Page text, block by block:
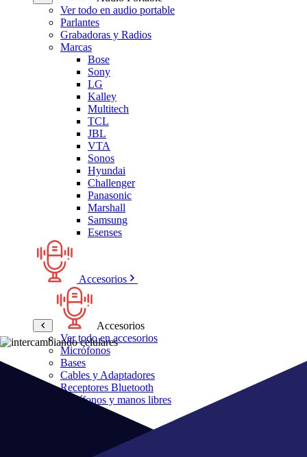
Ver todo en audio portable
Parlantes
Grabadoras y Radios
Marcas
Bose
Sony
LG
Kalley
Multitech
TCL
JBL
VTA
Sonos
Hyundai
Challenger
Panasonic
Marshall
Samsung
Esenses
Accesorios
Accesorios
Ver todo en accesorios
Micrófonos
Bases
Cables y Adaptadores
Receptores Bluetooth
Audífonos y manos libres